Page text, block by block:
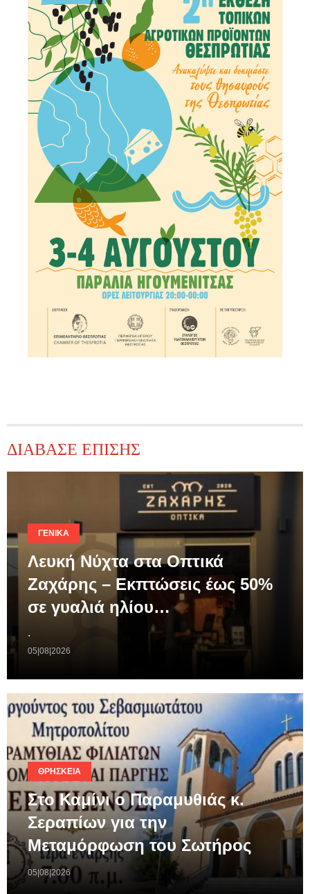
ΔΙΑΒΑΣΕ ΕΠΙΣΗΣ
ΓΕΝΙΚΆ
Λευκή Νύχτα στα Οπτικά
Ζαχάρης – Εκπτώσεις έως 50%
σε γυαλιά ηλίου…
.
05|08|2026
ΘΡΗΣΚΕΊΑ
Στο Καμίνι ο Παραμυθιάς κ.
Σεραπίων για την
Μεταμόρφωση του Σωτήρος
05|08|2026